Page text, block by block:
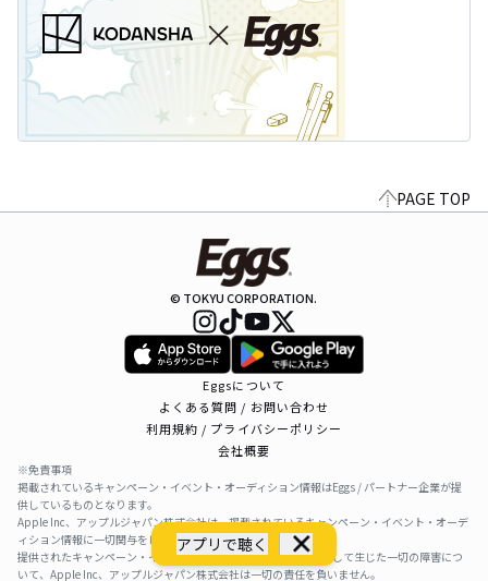
アプリで聴く
PAGE TOP
© TOKYU CORPORATION.
Eggsについて
よくある質問 / お問い合わせ
利用規約 / プライバシーポリシー
会社概要
※免責事項
掲載されているキャンペーン・イベント・オーディション情報はEggs / パートナー企業が提
供しているものとなります。
Apple Inc、アップルジャパン株式会社は、掲載されているキャンペーン・イベント・オーデ
ィション情報に一切関与をしておりません。
提供されたキャンペーン・イベント・オーディション情報を利用して生じた一切の障害につ
いて、Apple Inc、アップルジャパン株式会社は一切の責任を負いません。